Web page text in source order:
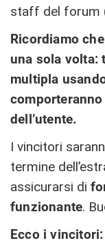
staff del forum
Ricordiamo
una sola volta:
multipla
dell’utente.
I vincitori
termine
assicurarsi di
funzionante.
Ecco i vincitori: